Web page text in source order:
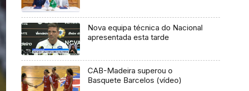
Nova equipa técnica do Nacional
apresentada esta tarde
CAB-Madeira superou o
Basquete Barcelos (vídeo)